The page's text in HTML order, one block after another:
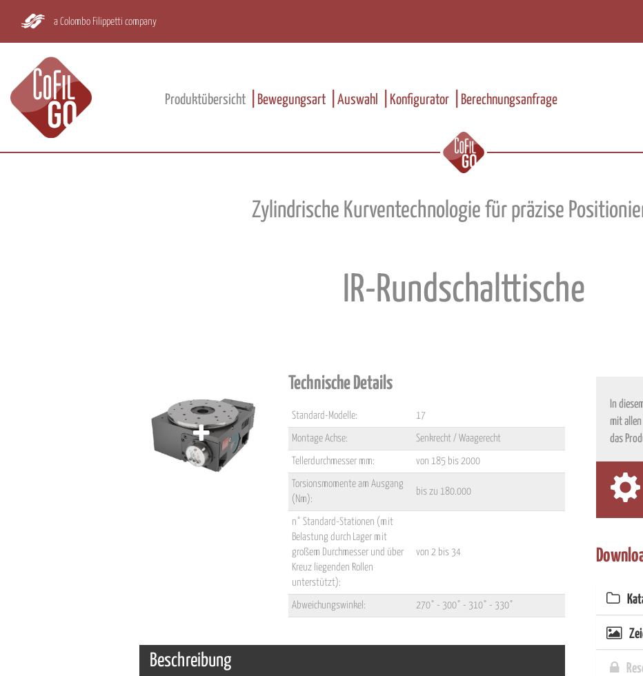
a Colombo Filippetti company
Produktübersicht Bewegungsart Auswahl Konfigurator Berechnungsanfrage
Zylindrische Kurventechnologie für präzise
IR-Rundschalttische
Technische Details
Standard-Modelle: 17
Montage Achse: Senkrecht / Waagerecht
Tellerdurchmesser mm: von 185 bis 2000
Torsionsmomente am Ausgang
(Nm):
bis zu 180.000
n° Standard-Stationen (mit
Belastung durch Lager mit
großem Durchmesser und über
Kreuz liegenden Rollen
unterstützt):
von 2 bis 34
Abweichungswinkel: 270° - 300° - 310° - 330°
Beschreibung
In
mit
das